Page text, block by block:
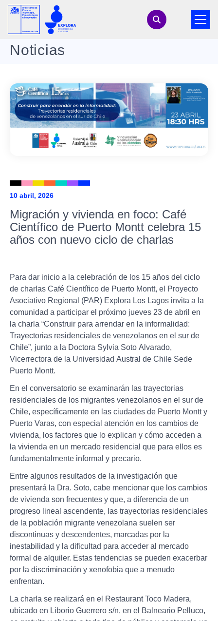
Noticias
10 abril, 2026
Migración y vivienda en foco: Café
Científico de Puerto Montt celebra 15
años con nuevo ciclo de charlas
Para dar inicio a la celebración de los 15 años del ciclo
de charlas Café Científico de Puerto Montt, el Proyecto
Asociativo Regional (PAR) Explora Los Lagos invita a la
comunidad a participar el próximo jueves 23 de abril en
la charla “Construir para arrendar en la informalidad:
Trayectorias residenciales de venezolanos en el sur de
Chile”, junto a la Doctora Sylvia Soto Alvarado,
Vicerrectora de la Universidad Austral de Chile Sede
Puerto Montt.
En el conversatorio se examinarán las trayectorias
residenciales de los migrantes venezolanos en el sur de
Chile, específicamente en las ciudades de Puerto Montt y
Puerto Varas, con especial atención en los cambios de
vivienda, los factores que lo explican y cómo acceden a
la vivienda en un mercado residencial que para ellos es
fundamentalmente informal y precario.
Entre algunos resultados de la investigación que
presentará la Dra. Soto, cabe mencionar que los cambios
de vivienda son frecuentes y que, a diferencia de un
progreso lineal ascendente, las trayectorias residenciales
de la población migrante venezolana suelen ser
discontinuas y descendentes, marcadas por la
inestabilidad y la dificultad para acceder al mercado
formal de alquiler. Estas tendencias se pueden exacerbar
por la discriminación y xenofobia que a menudo
enfrentan.
La charla se realizará en el Restaurant Toco Madera,
ubicado en Liborio Guerrero s/n, en el Balneario Pelluco,